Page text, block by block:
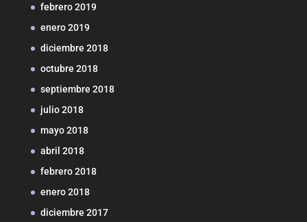
febrero 2019
enero 2019
diciembre 2018
octubre 2018
septiembre 2018
julio 2018
mayo 2018
abril 2018
febrero 2018
enero 2018
diciembre 2017